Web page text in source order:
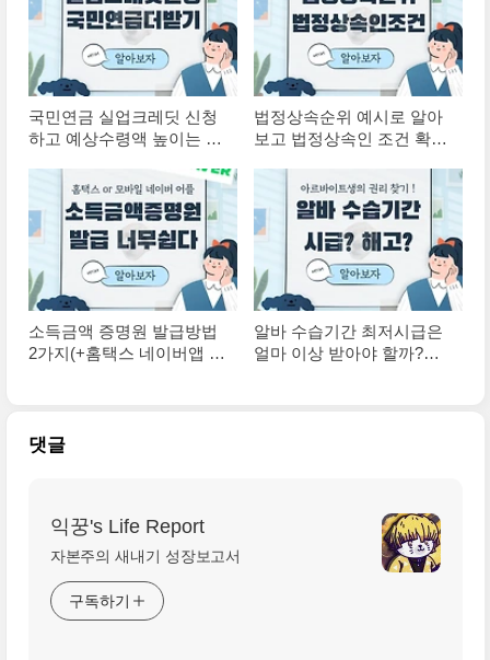
국민연금 실업크레딧 신청
하고 예상수령액 높이는 방
법정상속순위 예시로 알아
보고 법정상속인 조건 확인
소득금액 증명원 발급방법
2가지(+홈택스 네이버앱 전
알바 수습기간 최저시급은
얼마 이상 받아야 할까?
댓글
익꿍's Life Report
자본주의 새내기 성장보고서
구독하기